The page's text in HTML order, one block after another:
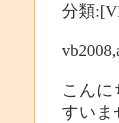
分類
こん
すいま